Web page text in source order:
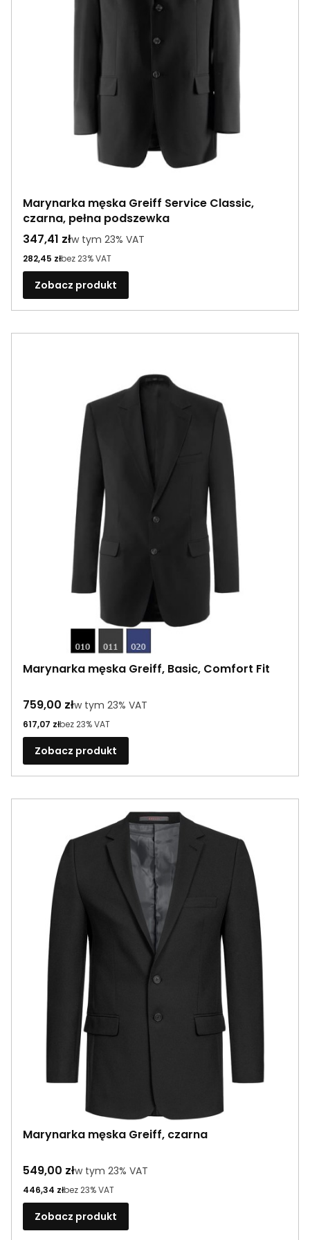
Marynarka męska Greiff Service Classic,
czarna, pełna podszewka
Cena brutto
347,41 złw tym %s VAT
w tym 23% VAT
Cena netto
282,45 złbez 23% VAT
Zobacz produkt
Marynarka męska Greiff, Basic, Comfort Fit
Cena brutto
759,00 złw tym %s VAT
w tym 23% VAT
Cena netto
617,07 złbez 23% VAT
Zobacz produkt
Marynarka męska Greiff, czarna
Cena brutto
549,00 złw tym %s VAT
w tym 23% VAT
Cena netto
446,34 złbez 23% VAT
Zobacz produkt